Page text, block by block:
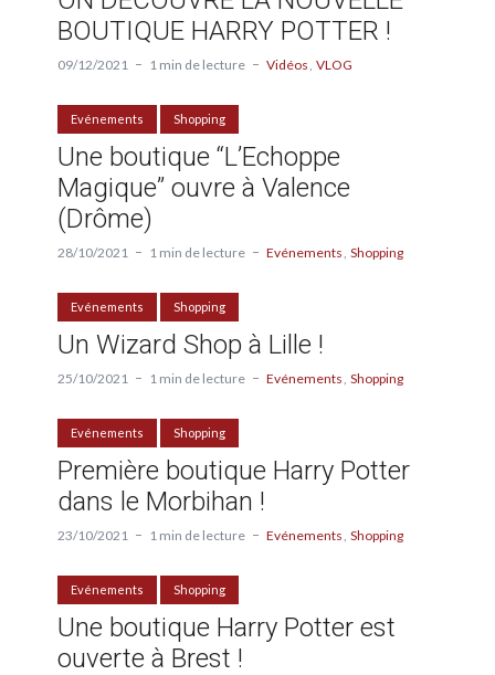
BOUTIQUE HARRY POTTER !
09/12/2021 1 min de lecture Vidéos VLOG
Evénements Shopping
Une boutique “L’Echoppe
Magique” ouvre à Valence
(Drôme)
28/10/2021 1 min de lecture Evénements Shopping
Evénements Shopping
Un Wizard Shop à Lille !
25/10/2021 1 min de lecture Evénements Shopping
Evénements Shopping
Première boutique Harry Potter
dans le Morbihan !
23/10/2021 1 min de lecture Evénements Shopping
Evénements Shopping
Une boutique Harry Potter est
ouverte à Brest !